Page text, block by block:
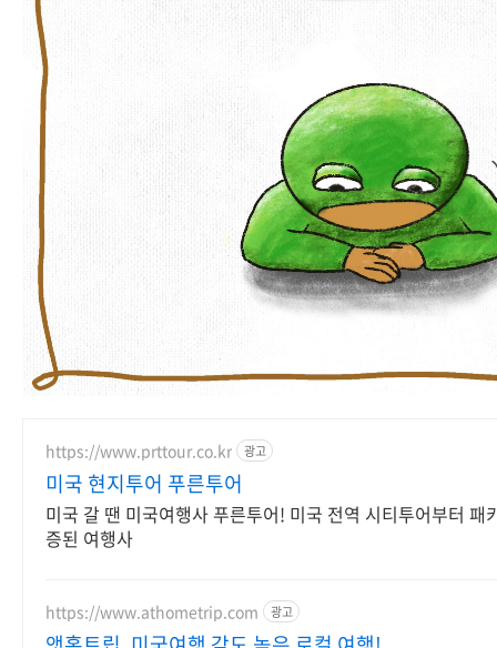
https://www.prttour.co.kr 광고
미국 현지투어 푸른투어
미국 갈 땐 미국여행사 푸른투어! 미국 전역 시티투어부터 패
증된 여행사
https://www.athometrip.com 광고